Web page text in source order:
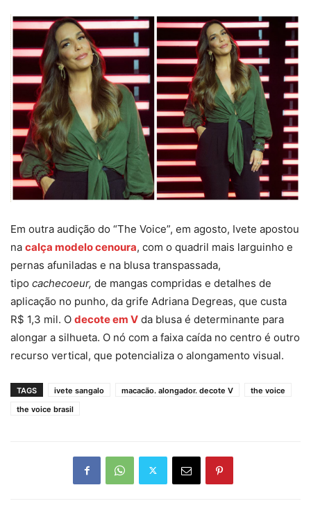
Em outra audição do “The Voice”, em agosto, Ivete apostou
na calça modelo cenoura, com o quadril mais larguinho e
pernas afuniladas e na blusa transpassada,
tipo cachecoeur, de mangas compridas e detalhes de
aplicação no punho, da grife Adriana Degreas, que custa
R$ 1,3 mil. O decote em V da blusa é determinante para
alongar a silhueta. O nó com a faixa caída no centro é outro
recurso vertical, que potencializa o alongamento visual.
TAGS ivete sangalo macacão. alongador. decote V
the voice
the voice brasil